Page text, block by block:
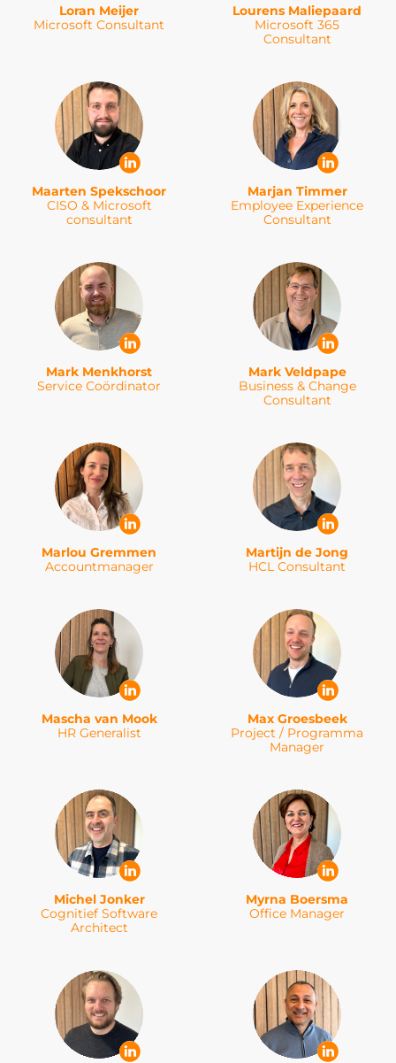
Loran Meijer
Microsoft Consultant
Lourens Maliepaard
Microsoft 365
Consultant
Maarten Spekschoor
CISO & Microsoft
consultant
Marjan Timmer
Employee Experience
Consultant
Mark Menkhorst
Service Coördinator
Mark Veldpape
Business & Change
Consultant
Marlou Gremmen
Accountmanager
Martijn de Jong
HCL Consultant
Mascha van Mook
HR Generalist
Max Groesbeek
Project / Programma
Manager
Michel Jonker
Cognitief Software
Architect
Myrna Boersma
Office Manager